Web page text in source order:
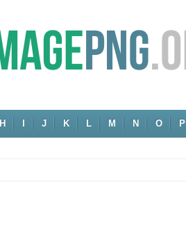
H J K L M N O P